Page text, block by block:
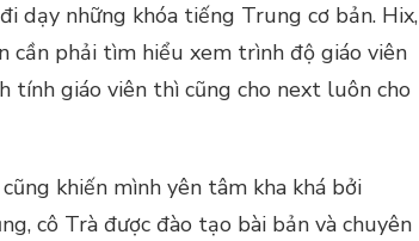
dạy những khóa tiếng Trung cơ bản. Hix,
cần phải tìm hiểu xem trình độ giáo viên
tính giáo viên thì cũng cho next luôn cho
khiến mình yên tâm kha khá bởi
cô Trà được đào tạo bài bản và chuyên